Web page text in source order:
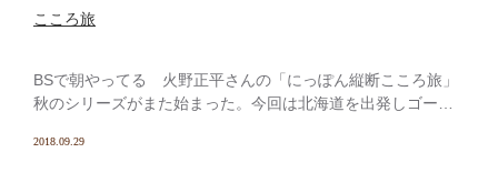
こころ旅
BSで朝やってる 火野正平さんの「にっぽん縦断こころ旅」
秋のシリーズがまた始まった。今回は北海道を出発しゴール
既に13,000キロを走破してるらしいが、その日の目的地 […]
2018.09.29